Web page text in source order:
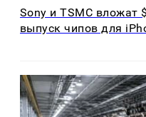
Sony и TSMC вложат
выпуск чипов для